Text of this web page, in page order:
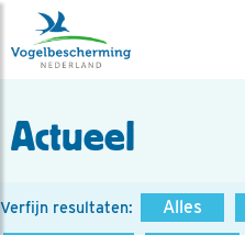
Actueel
Verfijn resultaten: Alles